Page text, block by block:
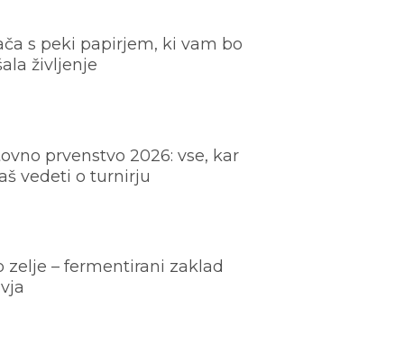
s peki papirjem, ki vam bo
življenje
prvenstvo 2026: vse, kar
vedeti o turnirju
zelje – fermentirani zaklad